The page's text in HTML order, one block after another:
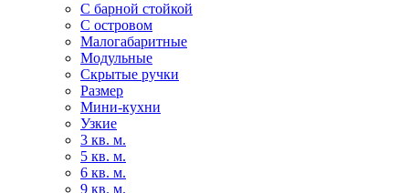
С барной стойкой
С островом
Малогабаритные
Модульные
Скрытые ручки
Размер
Мини-кухни
Узкие
3 кв. м.
5 кв. м.
6 кв. м.
9 кв. м.